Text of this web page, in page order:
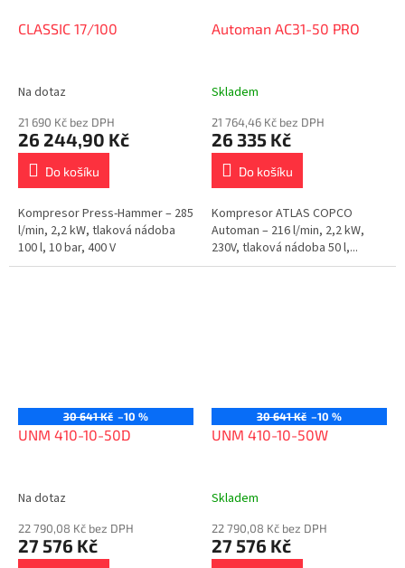
CLASSIC 17/100
Na dotaz
21 690 Kč bez DPH
26 244,90 Kč
Do košíku
Kompresor Press-Hammer – 285
l/min, 2,2 kW, tlaková nádoba
100 l, 10 bar, 400 V
Automan AC31-50 PRO
Skladem
21 764,46 Kč bez DPH
26 335 Kč
Do košíku
Kompresor ATLAS COPCO
Automan – 216 l/min, 2,2 kW,
230V, tlaková nádoba 50 l,...
30 641 Kč –10 %
UNM 410-10-50D
Na dotaz
22 790,08 Kč bez DPH
27 576 Kč
30 641 Kč –10 %
UNM 410-10-50W
Skladem
22 790,08 Kč bez DPH
27 576 Kč